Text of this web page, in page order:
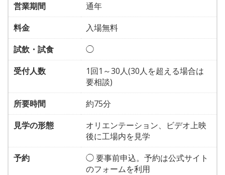
営業期間
通年
料金
入場無料
試飲・試食
◯
受付人数
1回1～30人(30人を超える場合は
要相談)
所要時間
約75分
見学の形態
オリエンテーション、ビデオ上映
後に工場内を見学
予約
◯ 要事前申込。予約は公式サイト
のフォームを利用